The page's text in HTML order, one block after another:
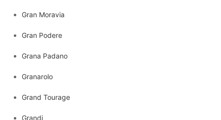
Gran Moravia
Gran Podere
Grana Padano
Granarolo
Grand Tourage
Grandi